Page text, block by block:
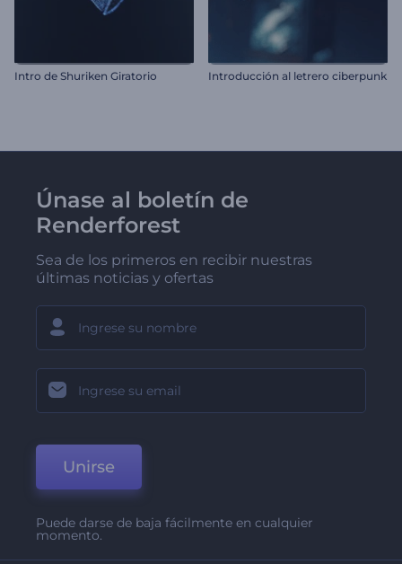
Intro de Shuriken Giratorio Introducción al letrero ciberpunk
Únase al boletín de
Renderforest
Sea de los primeros en recibir nuestras
últimas noticias y ofertas
Unirse
Puede darse de baja fácilmente en cualquier
momento.